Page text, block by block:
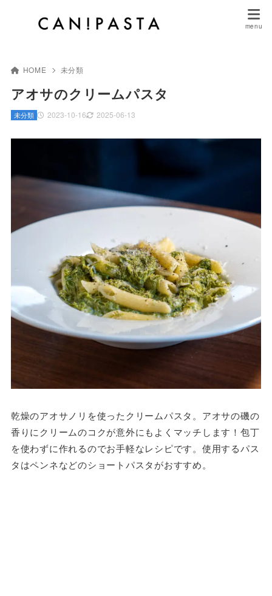
HOME 未分類
アオサのクリームパスタ
2023-10-16 2025-06-13
未分類
乾燥のアオサノリを使ったクリームパスタ。アオサの磯の
香りにクリームのコクが意外にもよくマッチします！包丁
を使わずに作れるのでお手軽なレシピです。使用するパス
タはペンネなどのショートパスタがおすすめ。